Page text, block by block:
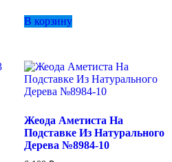
В корзину
Жеода Аметиста На
Подставке Из Натурального
Дерева №8984-10